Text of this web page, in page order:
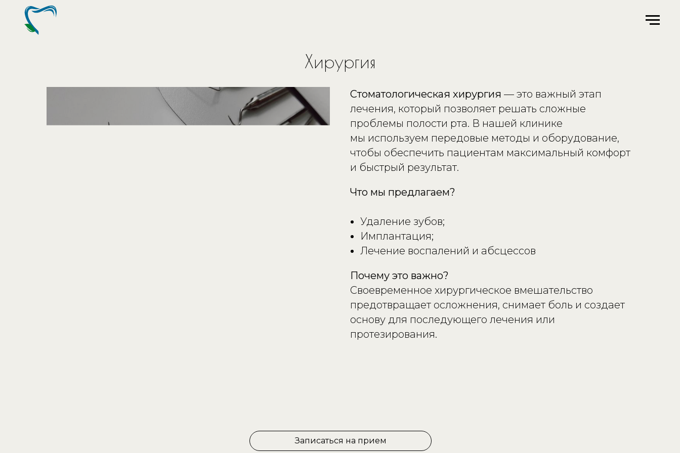
Хирургия
Стоматологическая хирургия — это важный этап
лечения, который позволяет решать сложные
проблемы полости рта. В нашей клинике
мы используем передовые методы и оборудование,
чтобы обеспечить пациентам максимальный комфорт
и быстрый результат.
Что мы предлагаем?
Удаление зубов;
Имплантация;
Лечение воспалений и абсцессов
Почему это важно?
Своевременное хирургическое вмешательство
предотвращает осложнения, снимает боль и создает
основу для последующего лечения или
протезирования.
Записаться на прием